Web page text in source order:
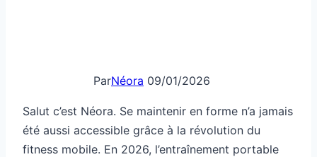
ParNéora 09/01/2026
Salut c’est Néora. Se maintenir en forme n’a jamais
été aussi accessible grâce à la révolution du
fitness mobile. En 2026, l’entraînement portable